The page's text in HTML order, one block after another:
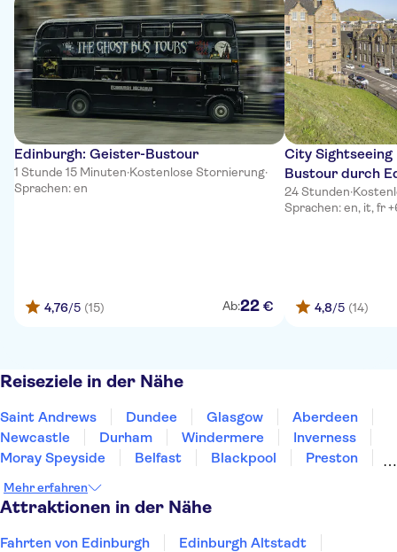
Edinburgh: Geister-Bustour
1 Stunde 15 Minuten·Kostenlose Stornierung·
Sprachen: en
4,76/5 (15) Ab:22 €
City
Bustour durch
24 Stunden·
Sprachen: en, it, fr
4,8/5 (14)
Reiseziele in der Nähe
Saint Andrews Dundee Glasgow
Aberdeen
Newcastle
Durham Windermere
Inverness
Moray Speyside
Belfast Blackpool
Preston
Mehr erfahren
Attraktionen in der Nähe
Fahrten von Edinburgh
Edinburgh Altstadt